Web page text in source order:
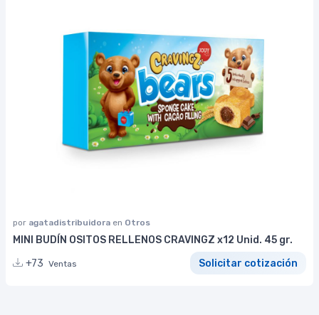
por agatadistribuidora en Otros
MINI BUDÍN OSITOS RELLENOS CRAVINGZ x12 Unid. 45 gr.
+73 Ventas Solicitar cotización